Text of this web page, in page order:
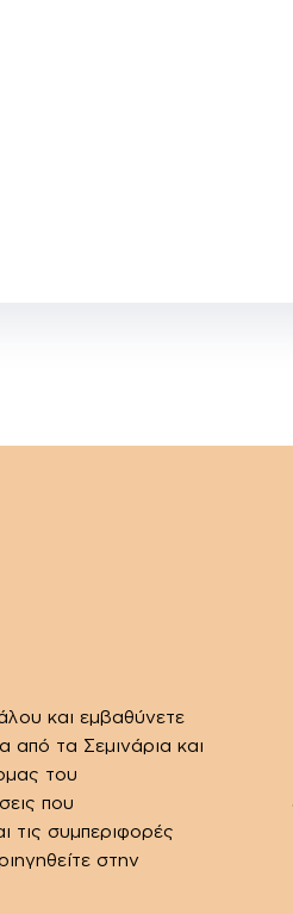
και εμβαθύνετε
τα Σεμινάρια και
του
που
τις συμπεριφορές
στην